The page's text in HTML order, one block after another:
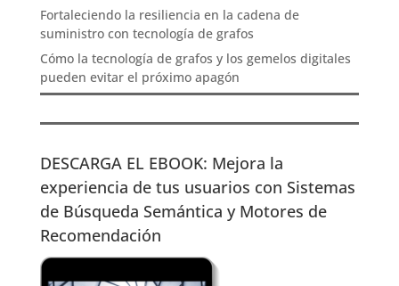
Fortaleciendo la resiliencia en la cadena de
suministro con tecnología de grafos
Cómo la tecnología de grafos y los gemelos digitales
pueden evitar el próximo apagón
DESCARGA EL EBOOK: Mejora la
experiencia de tus usuarios con Sistemas
de Búsqueda Semántica y Motores de
Recomendación